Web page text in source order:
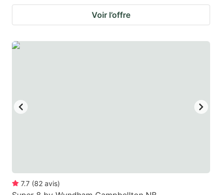
Voir l’offre
7.7 (82 avis)